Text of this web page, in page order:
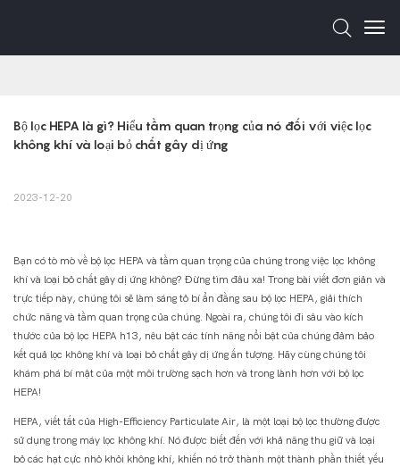
Bộ lọc HEPA là gì? Hiểu tầm quan trọng của nó đối với việc lọc
không khí và loại bỏ chất gây dị ứng
2023-12-20
Bạn có tò mò về bộ lọc HEPA và tầm quan trọng của chúng trong việc lọc không
khí và loại bỏ chất gây dị ứng không? Đừng tìm đâu xa! Trong bài viết đơn giản và
trực tiếp này, chúng tôi sẽ làm sáng tỏ bí ẩn đằng sau bộ lọc HEPA, giải thích
chức năng và tầm quan trọng của chúng. Ngoài ra, chúng tôi đi sâu vào kích
thước của bộ lọc HEPA h13, nêu bật các tính năng nổi bật của chúng đảm bảo
kết quả lọc không khí và loại bỏ chất gây dị ứng ấn tượng. Hãy cùng chúng tôi
khám phá bí mật của một môi trường sạch hơn và trong lành hơn với bộ lọc
HEPA!
HEPA, viết tắt của High-Efficiency Particulate Air, là một loại bộ lọc thường được
sử dụng trong máy lọc không khí. Nó được biết đến với khả năng thu giữ và loại
bỏ các hạt cực nhỏ khỏi không khí, khiến nó trở thành một thành phần thiết yếu